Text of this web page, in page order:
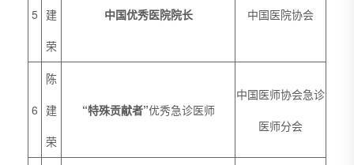
5 建
荣
中国优秀医院院长 中国医院协会
6
陈
建
荣
“特殊贡献者”优秀急诊医师
中国医师协会急诊
医师分会